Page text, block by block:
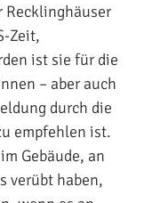
Recklinghäuser
Zeit,
ist sie für die
– aber auch
durch die
empfehlen ist.
Gebäude, an
verübt haben,